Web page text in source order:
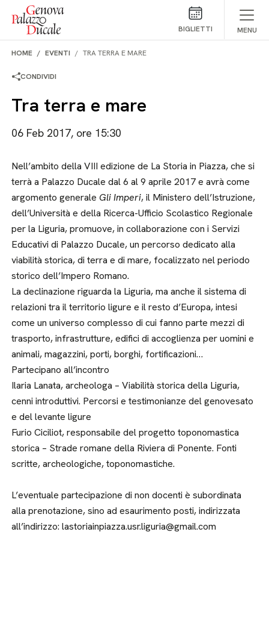
Salta al contenuto
BIGLIETTI MENU
HOME EVENTI TRA TERRA E MARE
CONDIVIDI
Tra terra e mare
06 Feb 2017, ore 15:30
Nell’ambito della VIII edizione de La Storia in Piazza, che si
terrà a Palazzo Ducale dal 6 al 9 aprile 2017 e avrà come
argomento generale Gli Imperi, il Ministero dell’Istruzione,
dell’Università e della Ricerca-Ufficio Scolastico Regionale
per la Liguria, promuove, in collaborazione con i Servizi
Educativi di Palazzo Ducale, un percorso dedicato alla
viabilità storica, di terra e di mare, focalizzato nel periodo
storico dell’Impero Romano.
La declinazione riguarda la Liguria, ma anche il sistema di
relazioni tra il territorio ligure e il resto d’Europa, intesi
come un universo complesso di cui fanno parte mezzi di
trasporto, infrastrutture, edifici di accoglienza per uomini e
animali, magazzini, porti, borghi, fortificazioni…
Partecipano all’incontro
Ilaria Lanata, archeologa – Viabilità storica della Liguria,
cenni introduttivi. Percorsi e testimonianze del genovesato
e del levante ligure
Furio Ciciliot, responsabile del progetto toponomastica
storica – Strade romane della Riviera di Ponente. Fonti
scritte, archeologiche, toponomastiche.
L’eventuale partecipazione di non docenti è subordinata
alla prenotazione, sino ad esaurimento posti, indirizzata
all’indirizzo: lastoriainpiazza.usr.liguria@gmail.com